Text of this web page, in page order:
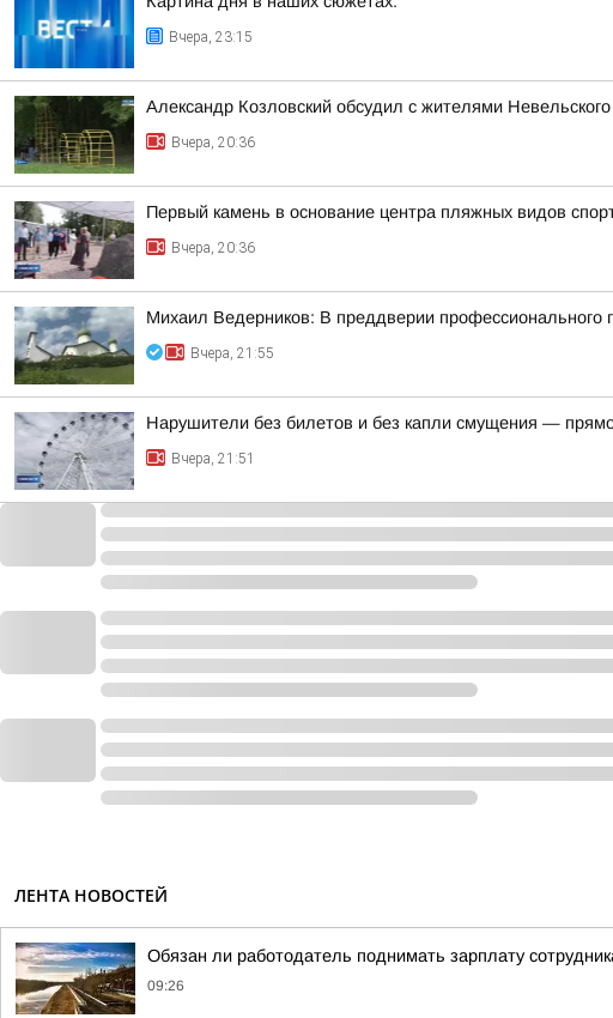
Вчера, 23:15
Александр Козловский обсудил с жителями Невельского
Вчера, 20:36
Первый камень в основание центра пляжных видов
Вчера, 20:36
Михаил Ведерников: В преддверии профессионального
Вчера, 21:55
Нарушители без билетов и без капли смущения —
Вчера, 21:51
ЛЕНТА НОВОСТЕЙ
Обязан ли работодатель поднимать зарплату
09:26